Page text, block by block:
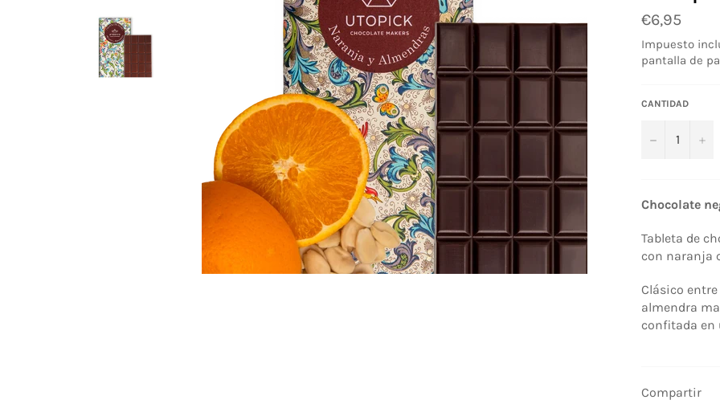
Precio
habitual
€6,95
Impuesto
pantalla de
CANTIDAD
− +
Chocolate
Tableta de
con naranja
Clásico
almendra
confitada en
Compartir